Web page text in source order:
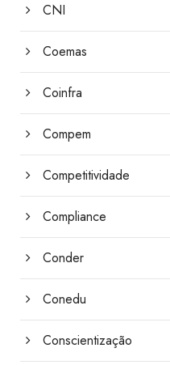
CNI
Coemas
Coinfra
Compem
Competitividade
Compliance
Conder
Conedu
Conscientização